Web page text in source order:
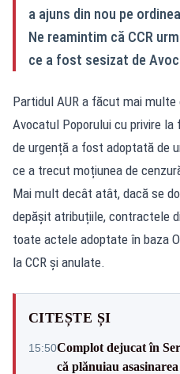
a ajuns din nou pe
Ne reamintim că CCR
ce a fost sesizat de
Partidul AUR a făcut mai
Avocatul Poporului cu privire
de urgență a fost adoptată de
ce a trecut moțiunea de
Mai mult decât atât, dacă se
depășit atribuțiile, contractele
toate actele adoptate în baza
la CCR și anulate.
CITEȘTE ȘI
15:50Complot dejucat în
că plănuiau